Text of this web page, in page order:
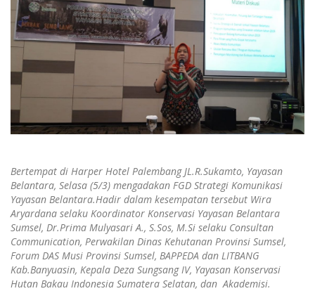
Bertempat di Harper Hotel Palembang JL.R.Sukamto, Yayasan
Belantara, Selasa (5/3) mengadakan FGD Strategi Komunikasi
Yayasan Belantara.Hadir dalam kesempatan tersebut Wira
Aryardana selaku Koordinator Konservasi Yayasan Belantara
Sumsel, Dr.Prima Mulyasari A., S.Sos, M.Si selaku Consultan
Communication, Perwakilan Dinas Kehutanan Provinsi Sumsel,
Forum DAS Musi Provinsi Sumsel, BAPPEDA dan LITBANG
Kab.Banyuasin, Kepala Deza Sungsang IV, Yayasan Konservasi
Hutan Bakau Indonesia Sumatera Selatan, dan Akademisi.